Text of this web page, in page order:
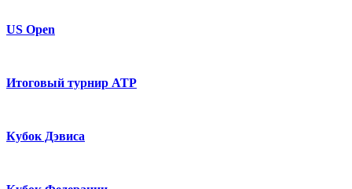
US Open
Итоговый турнир ATP
Кубок Дэвиса